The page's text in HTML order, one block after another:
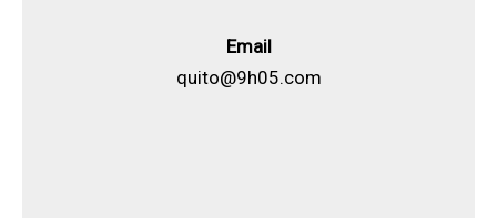
Email
quito@9h05.com